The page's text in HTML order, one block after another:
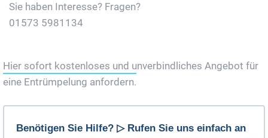
Sie haben Interesse? Fragen?
01573 5981134
Hier sofort kostenloses und unverbindliches Angebot für
eine Entrümpelung anfordern.
Benötigen Sie Hilfe? ▷ Rufen Sie uns einfach an